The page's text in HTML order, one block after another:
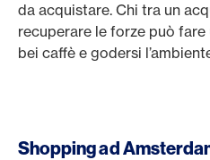
da acquistare. Chi tra un
recuperare le forze può
bei caffè e godersi
Shopping ad